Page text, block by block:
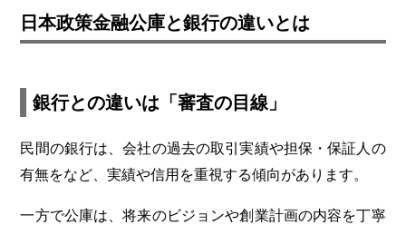
日本政策金融公庫と銀行の違いとは
銀行との違いは「審査の目線」
民間の銀行は、会社の過去の取引実績や担保・保証人の
有無をなど、実績や信用を重視する傾向があります。
一方で公庫は、将来のビジョンや創業計画の内容を丁寧